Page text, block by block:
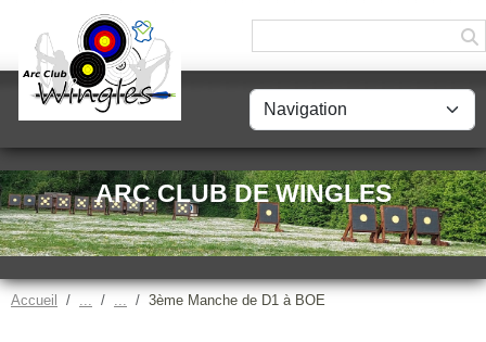
ARC CLUB DE WINGLES
Accueil 3ème Manche de D1 à BOE
Panneau de gestion des cookies